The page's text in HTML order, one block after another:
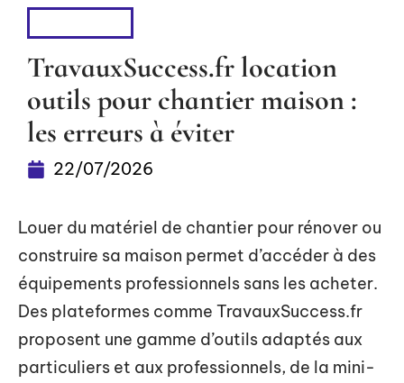
TravauxSuccess.fr location
outils pour chantier maison :
les erreurs à éviter
22/07/2026
Louer du matériel de chantier pour rénover ou
construire sa maison permet d’accéder à des
équipements professionnels sans les acheter.
Des plateformes comme TravauxSuccess.fr
proposent une gamme d’outils adaptés aux
particuliers et aux professionnels, de la mini-